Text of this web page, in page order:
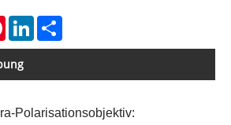
PinterestLinkedIn
Polarisationsobjektiv: